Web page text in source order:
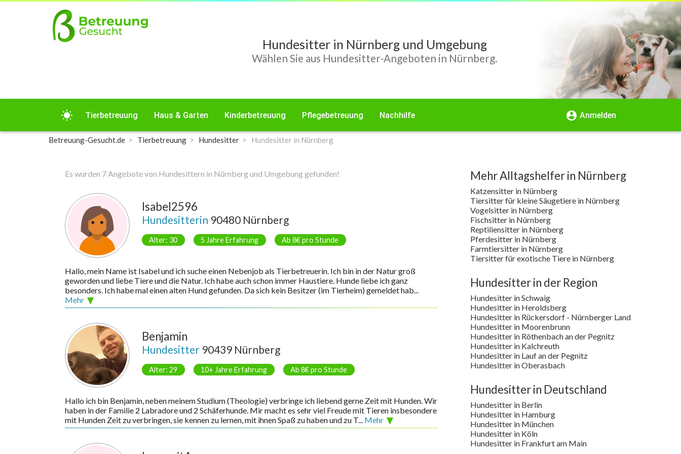
Hundesitter in Nürnberg und Umgebung
Wählen Sie aus Hundesitter-Angeboten in Nürnberg.
wb_sunny Tierbetreuung Haus & Garten Kinderbetreuung Pflegebetreuung Nachhilfe account_circle Anmelden
Betreuung-Gesucht.de Tierbetreuung Hundesitter Hundesitter in Nürnberg
Es wurden 7 Angebote von Hundesittern in Nürnberg und Umgebung gefunden!
Isabel2596
Hundesitterin 90480 Nürnberg
Alter: 30 5 Jahre Erfahrung Ab 8€ pro Stunde
Hallo, mein Name ist Isabel und ich suche einen Nebenjob als Tierbetreuerin. Ich bin in der Natur groß
geworden und liebe Tiere und die Natur. Ich habe auch schon immer Haustiere. Hunde liebe ich ganz
besonders. Ich habe mal einen alten Hund gefunden. Da sich kein Besitzer (im Tierheim) gemeldet hab...
Mehr
Benjamin
Hundesitter 90439 Nürnberg
Alter: 29 10+ Jahre Erfahrung Ab 8€ pro Stunde
Hallo ich bin Benjamin, neben meinem Studium (Theologie) verbringe ich liebend gerne Zeit mit Hunden. Wir
haben in der Familie 2 Labradore und 2 Schäferhunde. Mir macht es sehr viel Freude mit Tieren insbesondere
mit Hunden Zeit zu verbringen, sie kennen zu lernen, mit ihnen Spaß zu haben und zu T... Mehr
Mehr Alltagshelfer in Nürnberg
Katzensitter in Nürnberg
Tiersitter für kleine Säugetiere in Nürnberg
Vogelsitter in Nürnberg
Fischsitter in Nürnberg
Reptiliensitter in Nürnberg
Pferdesitter in Nürnberg
Farmtiersitter in Nürnberg
Tiersitter für exotische Tiere in Nürnberg
Hundesitter in der Region
Hundesitter in Schwaig
Hundesitter in Heroldsberg
Hundesitter in Rückersdorf - Nürnberger Land
Hundesitter in Moorenbrunn
Hundesitter in Röthenbach an der Pegnitz
Hundesitter in Kalchreuth
Hundesitter in Lauf an der Pegnitz
Hundesitter in Oberasbach
Hundesitter in Deutschland
Hundesitter in Berlin
Hundesitter in Hamburg
Hundesitter in München
Hundesitter in Köln
Hundesitter in Frankfurt am Main